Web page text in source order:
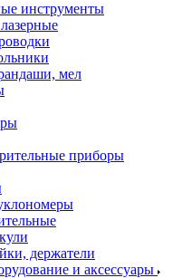
инструменты
мел
приборы
держатели
и аксессуары